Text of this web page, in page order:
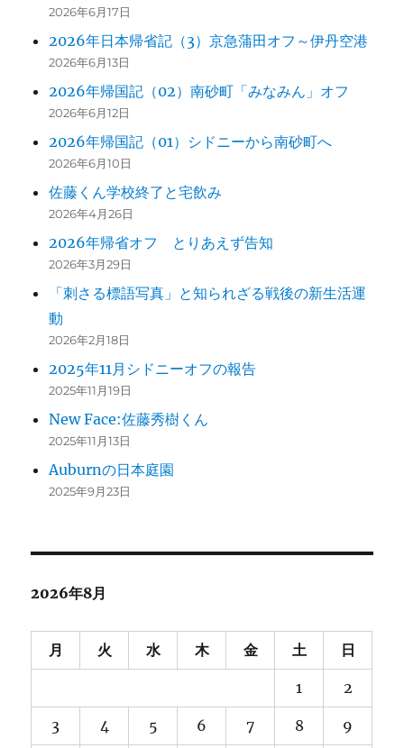
2026年6月17日
2026年日本帰省記（3）京急蒲田オフ～伊丹空港
2026年6月13日
2026年帰国記（02）南砂町「みなみん」オフ
2026年6月12日
2026年帰国記（01）シドニーから南砂町へ
2026年6月10日
佐藤くん学校終了と宅飲み
2026年4月26日
2026年帰省オフ とりあえず告知
2026年3月29日
「刺さる標語写真」と知られざる戦後の新生活運
動
2026年2月18日
2025年11月シドニーオフの報告
2025年11月19日
New Face:佐藤秀樹くん
2025年11月13日
Auburnの日本庭園
2025年9月23日
2026年8月
月 火 水 木 金 土 日
1 2
3 4 5 6 7 8 9